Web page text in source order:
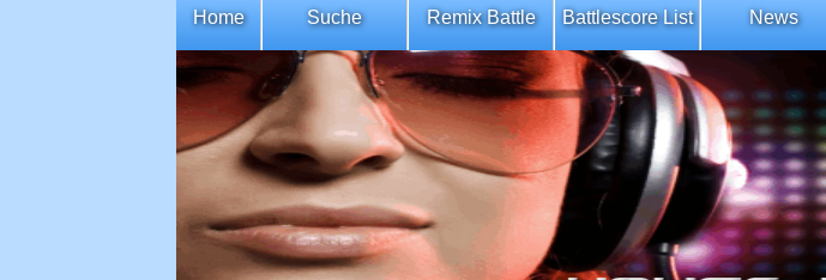
Home Suche Remix Battle Battlescore List News